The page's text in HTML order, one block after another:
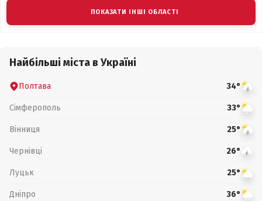
ПОКАЗАТИ ІНШІ ОБЛАСТІ
Найбільші міста в Україні
Полтава 34°
Сімферополь 33°
Вінниця 25°
Чернівці 26°
Луцьк 25°
Дніпро 36°